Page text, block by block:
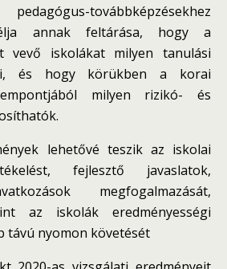
továbbképzésekhez
annak feltárása, hogy a
vevő iskolákat milyen tanulási
és hogy körükben a korai
milyen rizikó- és
lehetővé teszik az iskolai
fejlesztő javaslatok,
megfogalmazását,
az iskolák eredményességi
távú nyomon követését